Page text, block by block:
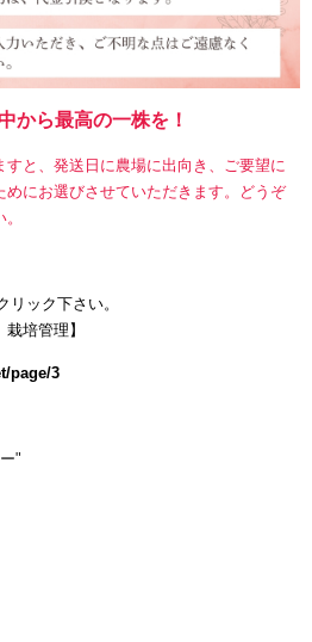
から最高の一株を！
と、発送日に農場に出向き、ご要望に
にお選びさせていただきます。どうぞ
リック下さい。
培管理】
page/3
"